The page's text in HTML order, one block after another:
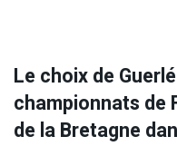
Le choix de
championnats de
de la Bretagne